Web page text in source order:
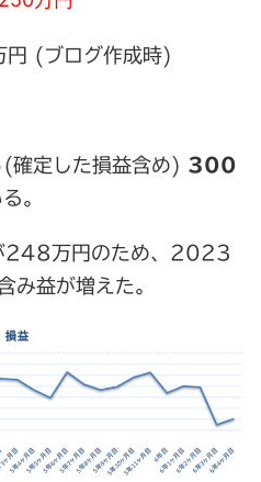
(ブログ作成時)
確定した損益含め) 300
。
248万円のため、2023
み益が増えた。